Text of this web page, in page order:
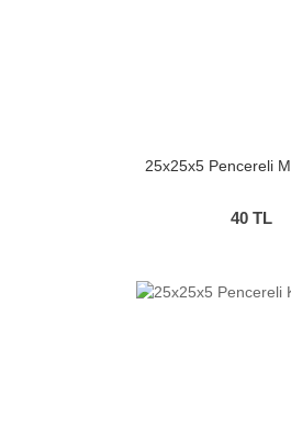
25x25x5 Pencereli
40 TL